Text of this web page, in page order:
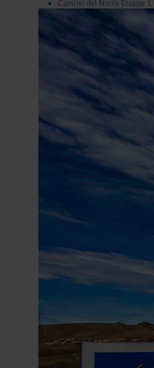
Camino del Norte Etappe 1